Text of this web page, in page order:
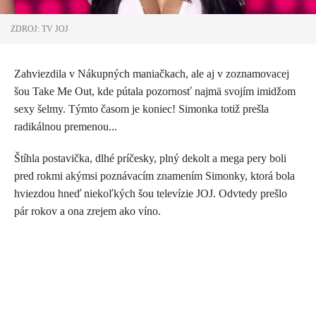
ZDROJ: TV JOJ
Zahviezdila v Nákupných maniačkach, ale aj v zoznamovacej
šou Take Me Out, kde pútala pozornosť najmä svojím imidžom
sexy šelmy. Týmto časom je koniec! Simonka totiž prešla
radikálnou premenou...
Štíhla postavička, dlhé príčesky, plný dekolt a mega pery boli
pred rokmi akýmsi poznávacím znamením Simonky, ktorá bola
hviezdou hneď niekoľkých šou televízie JOJ. Odvtedy prešlo
pár rokov a ona zrejem ako víno.